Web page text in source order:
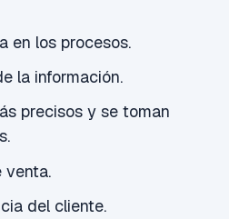
en los procesos.
la información.
precisos y se toman
venta.
del cliente.